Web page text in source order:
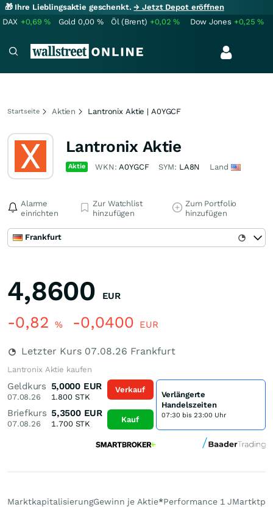
🎁 Ihre Lieblingsaktie geschenkt.→ Jetzt Depot eröffnen
DAX +0,69% Gold 0,00 % Öl (Brent) +0,02% Dow Jones +0,25%
Startseite Aktien Lantronix Aktie | A0YGCF
Lantronix Aktie
Aktie WKN:A0YGCF SYM: LA8N Land
Alarme
einrichten
Zur Watchlist
hinzufügen
Zum Portfolio
hinzufügen
Frankfurt
4,8600 EUR
-0,82 % -0,0400 EUR
Letzter Kurs 07.08.26 Frankfurt
Lantronix Aktie kaufen
Geldkurs
07.08.26
5,0000 EUR
1.800STK
Briefkurs
07.08.26
5,3500 EUR
1.700STK
Verkauf
Kauf
Verlängerte
Handelszeiten
07:30 bis 23:00 Uhr
MarktkapitalisierungGewinn je Aktie*Performance 1 J